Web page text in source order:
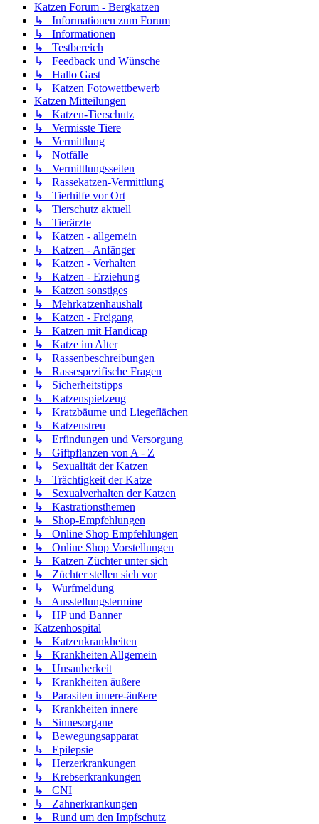
Katzen Forum - Bergkatzen
↳ Informationen zum Forum
↳ Informationen
↳ Testbereich
↳ Feedback und Wünsche
↳ Hallo Gast
↳ Katzen Fotowettbewerb
Katzen Mitteilungen
↳ Katzen-Tierschutz
↳ Vermisste Tiere
↳ Vermittlung
↳ Notfälle
↳ Vermittlungsseiten
↳ Rassekatzen-Vermittlung
↳ Tierhilfe vor Ort
↳ Tierschutz aktuell
↳ Tierärzte
↳ Katzen - allgemein
↳ Katzen - Anfänger
↳ Katzen - Verhalten
↳ Katzen - Erziehung
↳ Katzen sonstiges
↳ Mehrkatzenhaushalt
↳ Katzen - Freigang
↳ Katzen mit Handicap
↳ Katze im Alter
↳ Rassenbeschreibungen
↳ Rassespezifische Fragen
↳ Sicherheitstipps
↳ Katzenspielzeug
↳ Kratzbäume und Liegeflächen
↳ Katzenstreu
↳ Erfindungen und Versorgung
↳ Giftpflanzen von A - Z
↳ Sexualität der Katzen
↳ Trächtigkeit der Katze
↳ Sexualverhalten der Katzen
↳ Kastrationsthemen
↳ Shop-Empfehlungen
↳ Online Shop Empfehlungen
↳ Online Shop Vorstellungen
↳ Katzen Züchter unter sich
↳ Züchter stellen sich vor
↳ Wurfmeldung
↳ Ausstellungstermine
↳ HP und Banner
Katzenhospital
↳ Katzenkrankheiten
↳ Krankheiten Allgemein
↳ Unsauberkeit
↳ Krankheiten äußere
↳ Parasiten innere-äußere
↳ Krankheiten innere
↳ Sinnesorgane
↳ Bewegungsapparat
↳ Epilepsie
↳ Herzerkrankungen
↳ Krebserkrankungen
↳ CNI
↳ Zahnerkrankungen
↳ Rund um den Impfschutz